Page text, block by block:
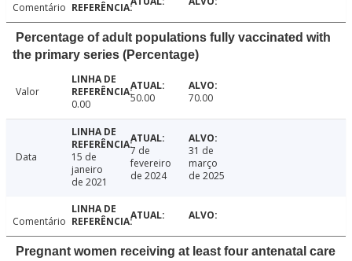
Comentário
Percentage of adult populations fully vaccinated with
the primary series (Percentage)
Valor
0.00
50.00 70.00
Data
15 de
janeiro
de 2021
7 de
fevereiro
de 2024
31 de
março
de 2025
Comentário
Pregnant women receiving at least four antenatal care